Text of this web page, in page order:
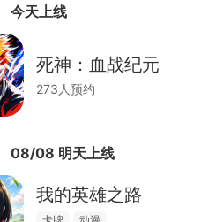
今天上线
死神：血战纪元
273人预约
08/08 明天上线
我的英雄之路